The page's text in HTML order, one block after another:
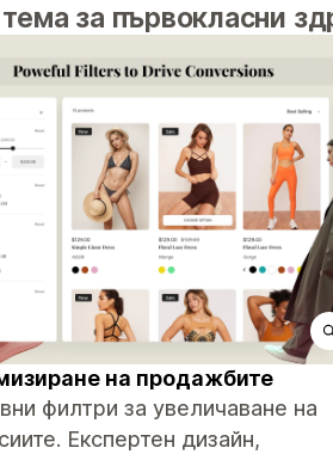
за първокласни
на продажбите
филтри за увеличаване на
Експертен дизайн,